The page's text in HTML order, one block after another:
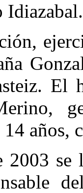
Idiazabal.
El
años,
se